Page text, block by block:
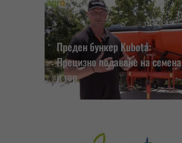
Преден бункер Kubota:
Прецизно подаване на семена
и тор